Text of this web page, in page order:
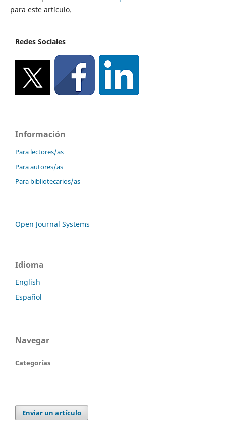
para este artículo.
Redes Sociales
Información
Para lectores/as
Para autores/as
Para bibliotecarios/as
Open Journal Systems
Idioma
English
Español
Navegar
Categorías
Enviar un artículo